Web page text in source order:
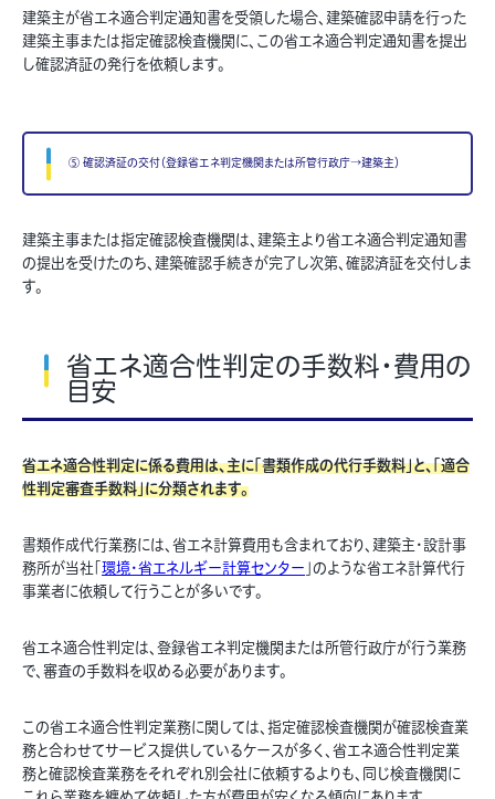
建築主が省エネ適合判定通知書を受領した場合、建築確認申請を行った
建築主事または指定確認検査機関に、この省エネ適合判定通知書を提出
し確認済証の発行を依頼します。
⑤ 確認済証の交付（登録省エネ判定機関または所管行政庁→建築主）
建築主事または指定確認検査機関は、建築主より省エネ適合判定通知書
の提出を受けたのち、建築確認手続きが完了し次第、確認済証を交付しま
す。
省エネ適合性判定の手数料・費用の
目安
省エネ適合性判定に係る費用は、主に「書類作成の代行手数料」と、「適合
性判定審査手数料」に分類されます。
書類作成代行業務には、省エネ計算費用も含まれており、建築主・設計事
務所が当社「 環境・省エネルギー計算センター 」のような省エネ計算代行
事業者に依頼して行うことが多いです。
省エネ適合性判定は、登録省エネ判定機関または所管行政庁が行う業務
で、審査の手数料を収める必要があります。
この省エネ適合性判定業務に関しては、指定確認検査機関が確認検査業
務と合わせてサービス提供しているケースが多く、省エネ適合性判定業
務と確認検査業務をそれぞれ別会社に依頼するよりも、同じ検査機関に